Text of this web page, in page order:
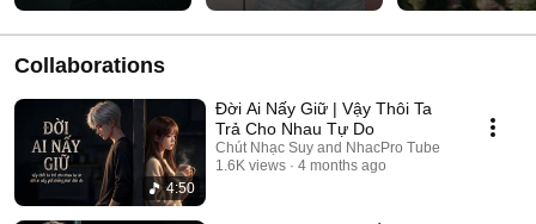
Collaborations
4:50
Đời Ai Nấy Giữ | Vậy Thôi Ta
Trả Cho Nhau Tự Do
Chút Nhạc Suy and NhacPro Tube
1.6K views
4 months ago